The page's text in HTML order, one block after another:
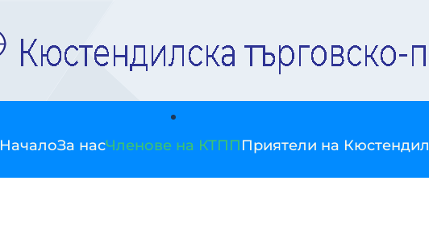
НачалоЗа насЧленове на КТПППриятели на Кюстендил